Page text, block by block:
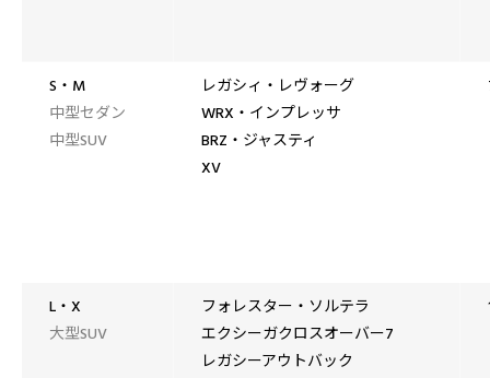
S・M
中型セダン
中型SUV
レガシィ・レヴォーグ
WRX・インプレッサ
BRZ・ジャスティ
XV
L・X
大型SUV
フォレスター・ソルテラ
エクシーガクロスオーバー7
レガシーアウトバック